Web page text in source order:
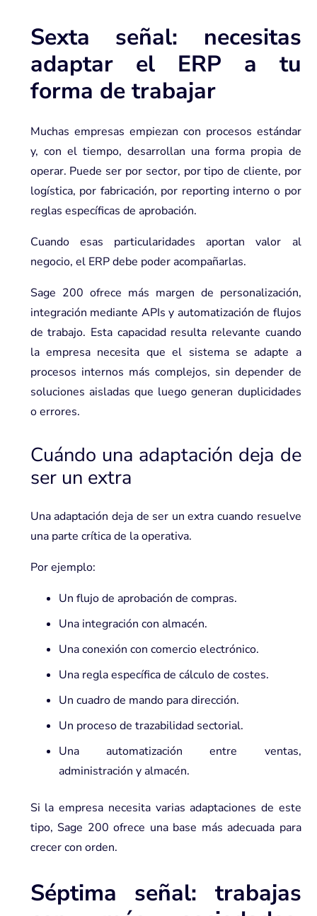
Sexta señal: necesitas
adaptar el ERP a tu
forma de trabajar
Muchas empresas empiezan con procesos estándar
y, con el tiempo, desarrollan una forma propia de
operar. Puede ser por sector, por tipo de cliente, por
logística, por fabricación, por reporting interno o por
reglas específicas de aprobación.
Cuando esas particularidades aportan valor al
negocio, el ERP debe poder acompañarlas.
Sage 200 ofrece más margen de personalización,
integración mediante APIs y automatización de flujos
de trabajo. Esta capacidad resulta relevante cuando
la empresa necesita que el sistema se adapte a
procesos internos más complejos, sin depender de
soluciones aisladas que luego generan duplicidades
o errores.
Cuándo una adaptación deja de
ser un extra
Una adaptación deja de ser un extra cuando resuelve
una parte crítica de la operativa.
Por ejemplo:
Un flujo de aprobación de compras.
Una integración con almacén.
Una conexión con comercio electrónico.
Una regla específica de cálculo de costes.
Un cuadro de mando para dirección.
Un proceso de trazabilidad sectorial.
Una automatización entre ventas,
administración y almacén.
Si la empresa necesita varias adaptaciones de este
tipo, Sage 200 ofrece una base más adecuada para
crecer con orden.
Séptima señal: trabajas